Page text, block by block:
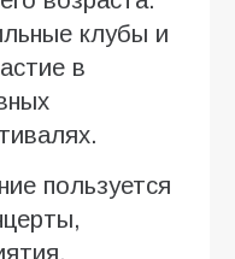
клубы и
в
пользуется